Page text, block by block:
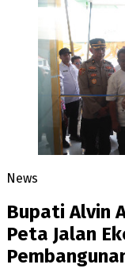
News
Bupati Alvin
Peta Jalan